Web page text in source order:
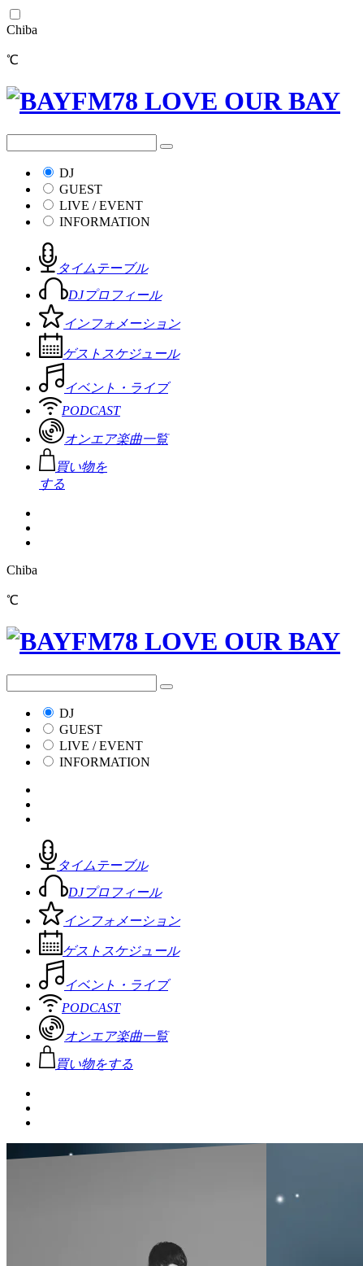
Chiba
℃
DJ
GUEST
LIVE / EVENT
INFORMATION
タイムテーブル
DJプロフィール
インフォメーション
ゲストスケジュール
イベント・ライブ
PODCAST
オンエア楽曲一覧
買い物を
する
Chiba
℃
DJ
GUEST
LIVE / EVENT
INFORMATION
タイムテーブル
DJプロフィール
インフォメーション
ゲストスケジュール
イベント・ライブ
PODCAST
オンエア楽曲一覧
買い物をする